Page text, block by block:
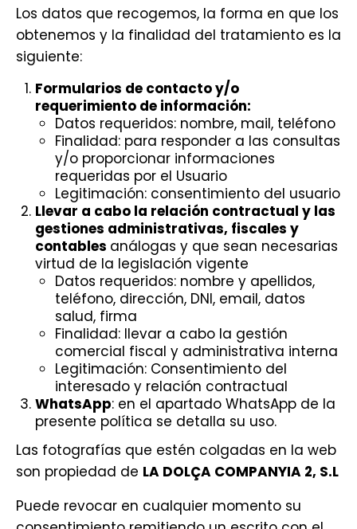
Los datos que recogemos, la forma en que los
obtenemos y la finalidad del tratamiento es la
siguiente:
Formularios de contacto y/o
requerimiento de información:
Datos requeridos: nombre, mail, teléfono
Finalidad: para responder a las consultas
y/o proporcionar informaciones
requeridas por el Usuario
Legitimación: consentimiento del usuario
Llevar a cabo la relación contractual y las
gestiones administrativas, fiscales y
contables análogas y que sean necesarias
virtud de la legislación vigente
Datos requeridos: nombre y apellidos,
teléfono, dirección, DNI, email, datos
salud, firma
Finalidad: llevar a cabo la gestión
comercial fiscal y administrativa interna
Legitimación: Consentimiento del
interesado y relación contractual
WhatsApp: en el apartado WhatsApp de la
presente política se detalla su uso.
Las fotografías que estén colgadas en la web
son propiedad de LA DOLÇA COMPANYIA 2, S.L
Puede revocar en cualquier momento su